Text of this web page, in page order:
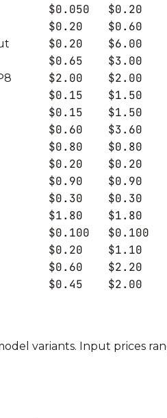
$0.050 $0.20
$0.20 $0.60
$0.20 $6.00
$0.65 $3.00
$2.00 $2.00
$0.15 $1.50
$0.15 $1.50
$0.60 $3.60
$0.80 $0.80
$0.20 $0.20
$0.90 $0.90
$0.30 $0.30
$1.80 $1.80
$0.100 $0.100
$0.20 $1.10
$0.60 $2.20
$0.45 $2.00
variants. Input prices